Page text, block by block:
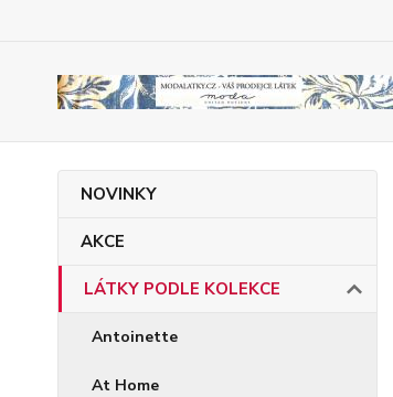
NOVINKY
AKCE
LÁTKY PODLE KOLEKCE
Antoinette
At Home